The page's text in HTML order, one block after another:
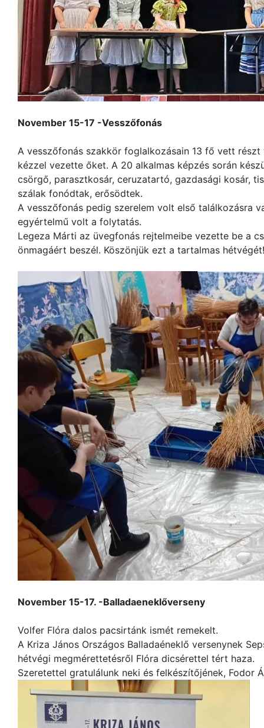
November 15-17 -Vesszőfonás
A vesszőfonás szakkör foglalkozásain 13 fő vett
kézzel vezette őket. A 20 alkalmas képzés során
csörgő, parasztkosár, ceruzatartó, gazdasági kosár,
szálak fonódtak, erősödtek.
A vesszőfonás pedig szerelem volt első találkozásra
egyértelmű volt a folytatás.
Legeza Márti az üvegfonás rejtelmeibe vezette be a
önmagáért beszél. Köszönjük ezt a tartalmas hétvégét!
November 15-17. -Balladaeneklőverseny
Volfer Flóra dalos pacsirtánk ismét remekelt.
A Kriza János Országos Balladaéneklő versenynek
hétvégi megmérettetésről Flóra dicsérettel tért haza.
Szeretettel gratulálunk neki és felkészítőjének, Fodor